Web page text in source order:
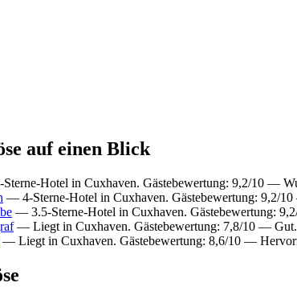
auf einen Blick
Hotel in Cuxhaven. Gästebewertung: 9,2/10 —
— 4-Sterne-Hotel in Cuxhaven. Gästebewertung: 9,2/
— 3.5-Sterne-Hotel in Cuxhaven. Gästebewertung:
— Liegt in Cuxhaven. Gästebewertung: 7,8/10 — Gut.
— Liegt in Cuxhaven. Gästebewertung: 8,6/10 —